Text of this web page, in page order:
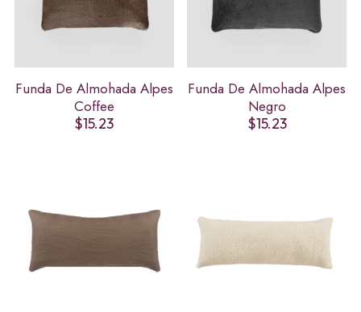
Funda De Almohada Alpes
Coffee
$15.23
Funda De Almohada Alpes
Negro
$15.23